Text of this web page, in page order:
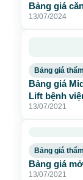
Bảng giá
13/07/2024
Bảng giá
Bảng giá
Lift bệnh
13/07/2021
Bảng giá
Bảng giá
13/07/2021